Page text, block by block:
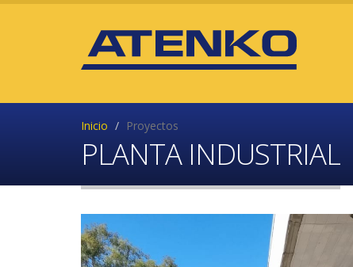
Inicio Proyectos
PLANTA INDUSTRIAL